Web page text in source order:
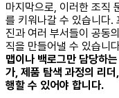
마지막으로, 이러한 조직
를 키워나갈 수 있습니다.
진과 여러 부서들이 공동
직을 만들어낼 수 있습니
맵이나 백로그만 담당하
가, 제품 탐색 과정의 리
행할 수 있어야 합니다.